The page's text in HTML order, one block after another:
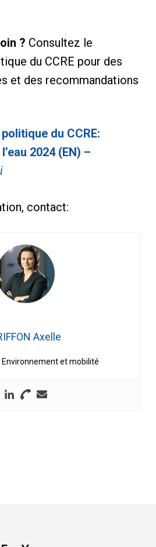
? Consultez le
du CCRE pour des
et des recommandations
du CCRE:
2024 (EN) –
contact:
Axelle
Environnement et mobilité